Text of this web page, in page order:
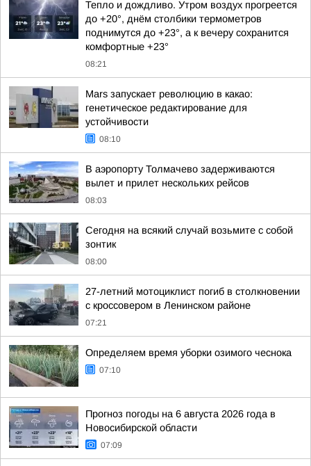
Тепло и дождливо. Утром воздух прогреется
до +20°, днём столбики термометров
поднимутся до +23°, а к вечеру сохранится
комфортные +23°
08:21
Mars запускает революцию в какао:
генетическое редактирование для
устойчивости
08:10
В аэропорту Толмачево задерживаются
вылет и прилет нескольких рейсов
08:03
Сегодня на всякий случай возьмите с собой
зонтик
08:00
27-летний мотоциклист погиб в столкновении
с кроссовером в Ленинском районе
07:21
Определяем время уборки озимого чеснока
07:10
Прогноз погоды на 6 августа 2026 года в
Новосибирской области
07:09